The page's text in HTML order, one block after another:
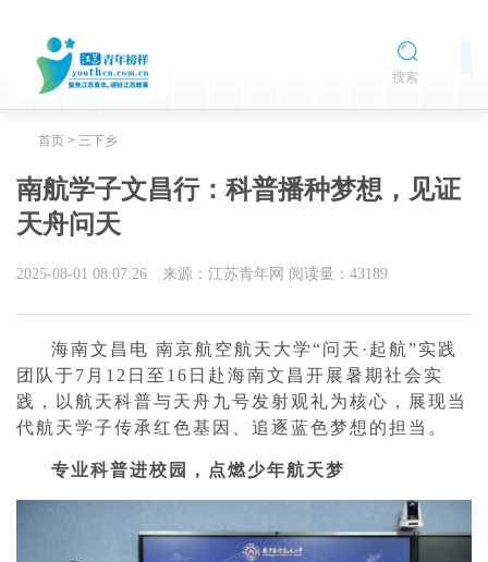
搜索
首页 > 三下乡
南航学子文昌行：科普播种梦想，见证
天舟问天
2025-08-01 08:07:26 来源：江苏青年网 阅读量： 43189
海南文昌电 南京航空航天大学“问天·起航”实践
团队于7月12日至16日赴海南文昌开展暑期社会实
践，以航天科普与天舟九号发射观礼为核心，展现当
代航天学子传承红色基因、追逐蓝色梦想的担当。
专业科普进校园，点燃少年航天梦